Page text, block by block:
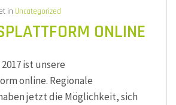
in Uncategorized
ONLINE
ist unsere
online. Regionale
jetzt die Möglichkeit, sich